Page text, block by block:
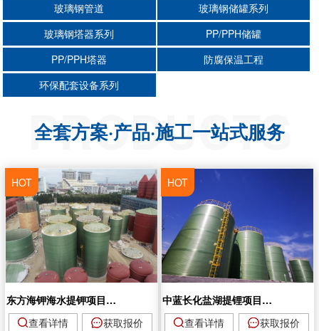
玻璃钢管道
玻璃钢储罐系列
玻璃钢塔器系列
PP/PPH储罐
PP/PPH塔器
防腐保温工程
环保配套设备系列
PRODUCTS
全套方案·产品·施工一站式服务
HOT
东方海钾海水提钾项目玻璃钢储罐群
查看详情
获取报价
HOT
中蓝长化盐湖提锂项目现场罐
查看详情
获取报价